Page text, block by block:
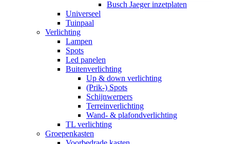
Busch Jaeger inzetplaten
Universeel
Tuinpaal
Verlichting
Lampen
Spots
Led panelen
Buitenverlichting
Up & down verlichting
(Prik-) Spots
Schijnwerpers
Terreinverlichting
Wand- & plafondverlichting
TL verlichting
Groepenkasten